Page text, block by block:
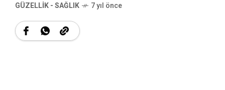
GÜZELLIK - SAĞLIK 7 yıl önce